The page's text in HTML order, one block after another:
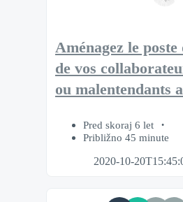
Aménagez le
de vos
ou malentendants
Pred skoraj 6 let
Približno 45 minute
2020-10-